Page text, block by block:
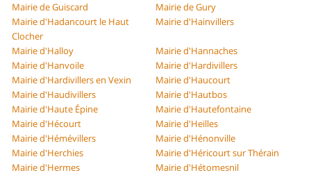
Mairie de Guiscard
Mairie de Gury
Mairie d'Hadancourt le Haut
Clocher
Mairie d'Hainvillers
Mairie d'Halloy
Mairie d'Hannaches
Mairie d'Hanvoile
Mairie d'Hardivillers
Mairie d'Hardivillers en Vexin
Mairie d'Haucourt
Mairie d'Haudivillers
Mairie d'Hautbos
Mairie d'Haute Épine
Mairie d'Hautefontaine
Mairie d'Hécourt
Mairie d'Heilles
Mairie d'Hémévillers
Mairie d'Hénonville
Mairie d'Herchies
Mairie d'Héricourt sur Thérain
Mairie d'Hermes
Mairie d'Hétomesnil